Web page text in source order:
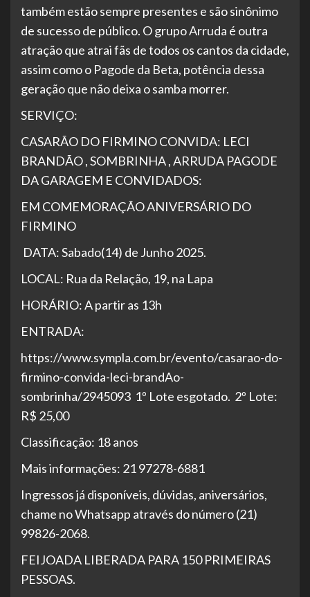
também estão sempre presentes e são sinônimo
de sucesso de público. O grupo Arruda é outra
atração que atrai fãs de todos os cantos da cidade,
assim como o Pagode da Beta, potência dessa
geração que não deixa o samba morrer.
SERVIÇO:
CASARÃO DO FIRMINO CONVIDA: LECI
BRANDÃO , SOMBRINHA , ARRUDA PAGODE
DA GARAGEM E CONVIDADOS:
EM COMEMORAÇÃO ANIVERSÁRIO DO
FIRMINO
DATA: Sabado(14) de Junho 2025.
LOCAL: Rua da Relação, 19, na Lapa
HORÁRIO: A partir as 13h
ENTRADA:
https://www.sympla.com.br/evento/casarao-do-
firmino-convida-leci-brandAo-
sombrinha/2945093 1º Lote esgotado. 2º Lote:
R$ 25,00
Classificação: 18 anos
Mais informações: 21 97278-6881
Ingressos já disponíveis, dúvidas, aniversários,
chame no Whatsapp através do número (21)
99826-2068.
FEIJOADA LIBERADA PARA 150 PRIMEIRAS
PESSOAS.